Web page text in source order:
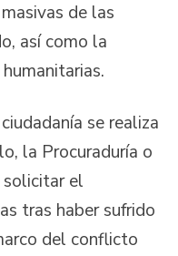
de las
así como la
se realiza
la Procuraduría o
solicitar el
tras haber sufrido
del conflicto